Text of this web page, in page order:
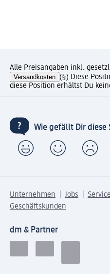
Alle Preisangaben inkl.
Versandkosten (§) Diese
diese Position erhältst Du
Wie gefällt Dir diese
Unternehmen Jobs
Geschäftskunden
dm & Partner